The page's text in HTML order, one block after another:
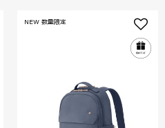
NEW 数量限定